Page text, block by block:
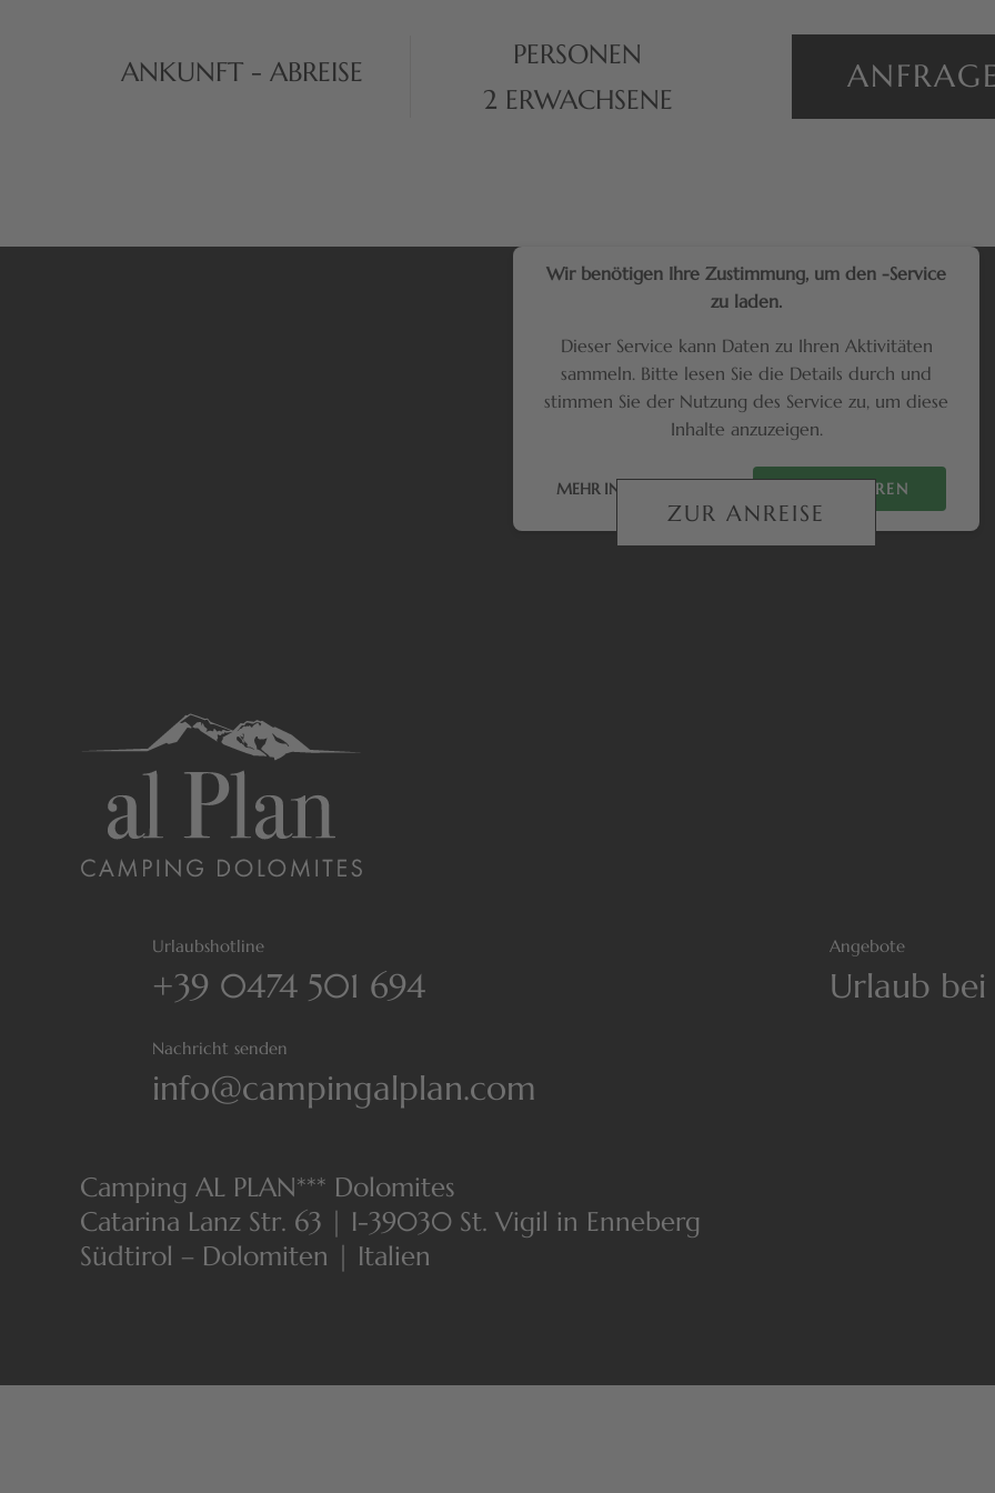
PERSONEN
2 ERWACHSENE
ANKUNFT - ABREISE
Wir benötigen Ihre Zustimmung, um den -Service
zu laden.
Dieser Service kann Daten zu Ihren Aktivitäten
sammeln. Bitte lesen Sie die Details durch und
stimmen Sie der Nutzung des Service zu, um diese
Inhalte anzuzeigen.
MEHR INFORMATIONEN AKZEPTIEREN
ZUR ANREISE
Urlaubshotline
+39 0474 501 694
Nachricht senden
info@campingalplan.com
Angebote
Urlaub bei
Camping AL PLAN*** Dolomites
Catarina Lanz Str. 63 | I-39030 St. Vigil in Enneberg
Südtirol – Dolomiten | Italien